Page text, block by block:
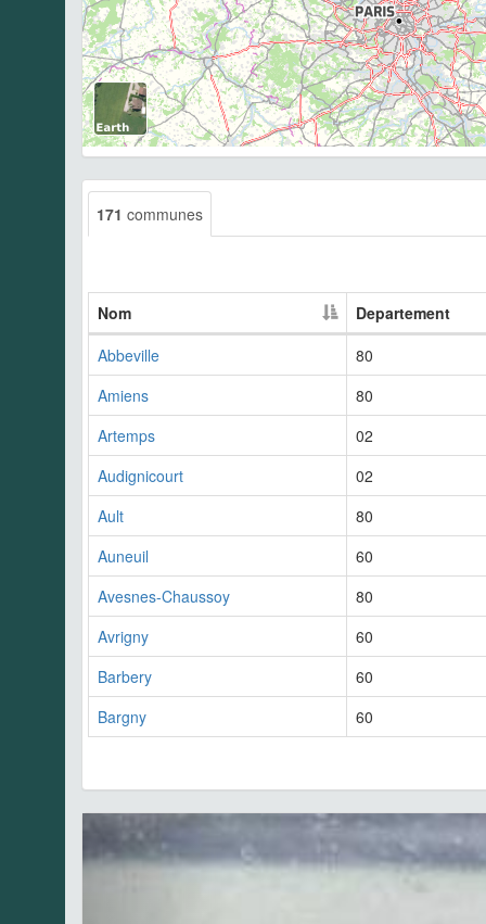
171 communes
Nom
Departement
Abbeville
80
Amiens
80
Artemps
02
Audignicourt
02
Ault
80
Auneuil
60
Avesnes-Chaussoy
80
Avrigny
60
Barbery
60
Bargny
60